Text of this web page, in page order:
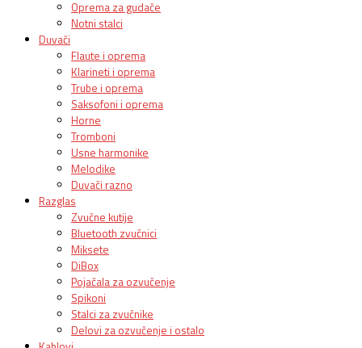
Oprema za gudače
Notni stalci
Duvači
Flaute i oprema
Klarineti i oprema
Trube i oprema
Saksofoni i oprema
Horne
Tromboni
Usne harmonike
Melodike
Duvači razno
Razglas
Zvučne kutije
Bluetooth zvučnici
Miksete
DiBox
Pojačala za ozvučenje
Spikoni
Stalci za zvučnike
Delovi za ozvučenje i ostalo